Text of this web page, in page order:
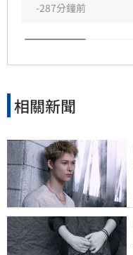
-287分鐘前
相關新聞